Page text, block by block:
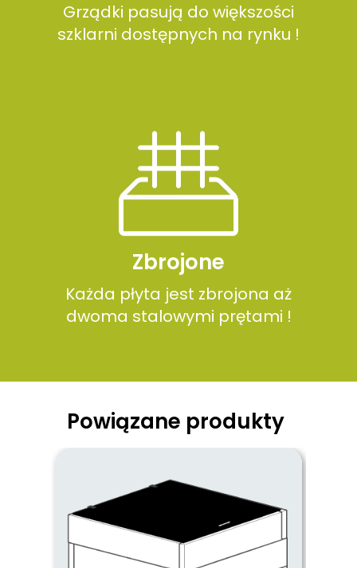
Grządki pasują do większości
szklarni dostępnych na rynku !
Zbrojone
Każda płyta jest zbrojona aż
dwoma stalowymi prętami !
Powiązane produkty